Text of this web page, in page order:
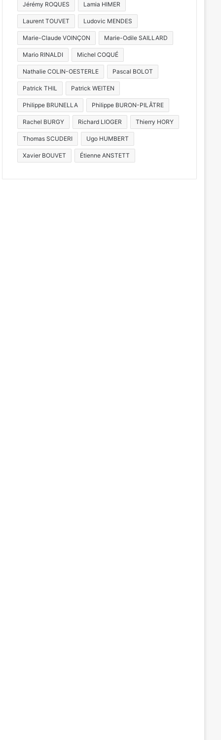
Jérémy ROQUES Lamia HIMER
Laurent TOUVET Ludovic MENDES
Marie-Claude VOINÇON Marie-Odile SAILLARD
Mario RINALDI Michel COQUÉ
Nathalie COLIN-OESTERLE Pascal BOLOT
Patrick THIL Patrick WEITEN
Philippe BRUNELLA Philippe BURON-PILÂTRE
Rachel BURGY Richard LIOGER Thierry HORY
Thomas SCUDERI Ugo HUMBERT
Xavier BOUVET Étienne ANSTETT